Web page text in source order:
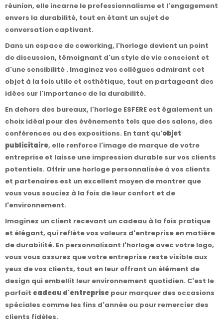
réunion, elle incarne le professionnalisme et l'engagement
envers la durabilité, tout en étant un sujet de
conversation captivant.
Dans un espace de coworking, l'horloge devient un point
de discussion, témoignant d'un style de vie conscient et
d'une sensibilité . Imaginez vos collègues admirant cet
objet à la fois utile et esthétique, tout en partageant des
idées sur l'importance de la durabilité.
En dehors des bureaux, l'horloge ESFERE est également un
choix idéal pour des événements tels que des salons, des
conférences ou des expositions. En tant qu'objet
publicitaire, elle renforce l'image de marque de votre
entreprise et laisse une impression durable sur vos clients
potentiels. Offrir une horloge personnalisée à vos clients
et partenaires est un excellent moyen de montrer que
vous vous souciez à la fois de leur confort et de
l'environnement.
Imaginez un client recevant un cadeau à la fois pratique
et élégant, qui reflète vos valeurs d'entreprise en matière
de durabilité. En personnalisant l'horloge avec votre logo,
vous vous assurez que votre entreprise reste visible aux
yeux de vos clients, tout en leur offrant un élément de
design qui embellit leur environnement quotidien. C'est le
parfait cadeau d'entreprise pour marquer des occasions
spéciales comme les fins d'année ou pour remercier des
clients fidèles.